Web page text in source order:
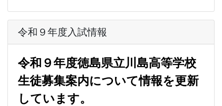
令和９年度入試情報
令和９年度徳島県立川島高等学校
生徒募集案内について情報を更新
しています。